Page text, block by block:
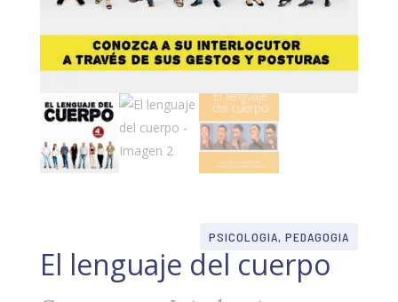
PSICOLOGIA, PEDAGOGIA
El lenguaje del cuerpo